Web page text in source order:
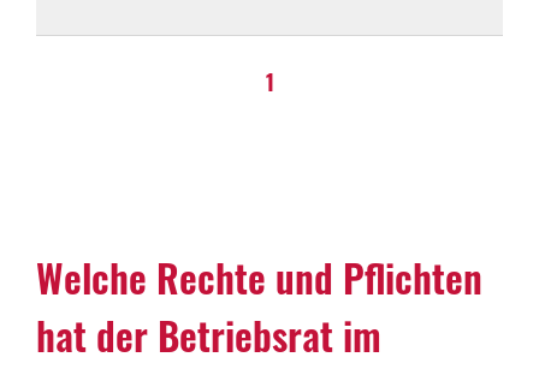
1
Welche Rechte und Pflichten
hat der Betriebsrat im